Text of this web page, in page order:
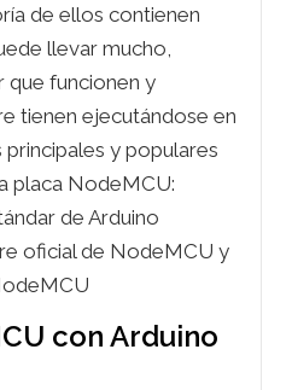
de ellos contienen
llevar mucho,
que funcionen y
tienen ejecutándose en
y populares
placa NodeMCU:
de Arduino
oficial de NodeMCU y
con Arduino